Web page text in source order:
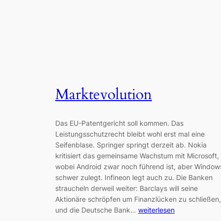
Marktevolution
Das EU-Patentgericht soll kommen. Das
Leistungsschutzrecht bleibt wohl erst mal eine
Seifenblase. Springer springt derzeit ab. Nokia
kritisiert das gemeinsame Wachstum mit Microsoft,
wobei Android zwar noch führend ist, aber
schwer zulegt. Infineon legt auch zu. Die Banken
straucheln derweil weiter: Barclays will seine
Aktionäre schröpfen um Finanzlücken zu schließen,
und die Deutsche Bank… weiterlesen